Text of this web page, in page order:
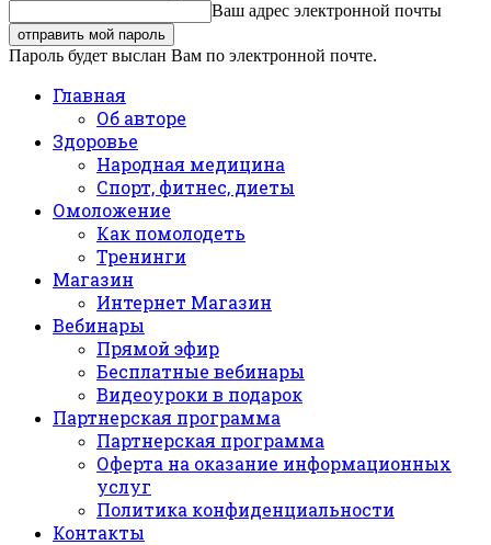
Ваш адрес электронной почты
Пароль будет выслан Вам по электронной почте.
Главная
Об авторе
Здоровье
Народная медицина
Спорт, фитнес, диеты
Омоложение
Как помолодеть
Тренинги
Магазин
Интернет Магазин
Вебинары
Прямой эфир
Бесплатные вебинары
Видеоуроки в подарок
Партнерская программа
Партнерская программа
Оферта на оказание информационных
услуг
Политика конфиденциальности
Контакты